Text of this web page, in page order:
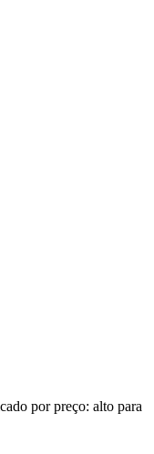
por preço: alto para